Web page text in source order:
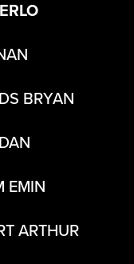
BRYAN
EMIN
ARTHUR